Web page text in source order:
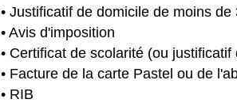
• Justificatif de domicile de moins de
• Avis d'imposition
• Certificat de scolarité (ou justificatif
• Facture de la carte Pastel ou de
• RIB